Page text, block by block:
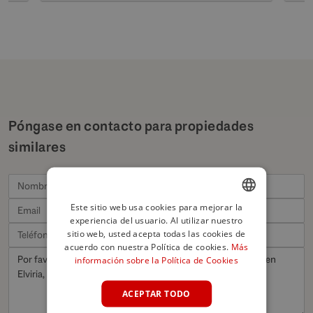
Póngase en contacto para propiedades
similares
ENGLISH
SPANISH
Este sitio web usa cookies para mejorar la
experiencia del usuario. Al utilizar nuestro
sitio web, usted acepta todas las cookies de
acuerdo con nuestra Política de cookies. Más
información sobre la Política de Cookies
ACEPTAR TODO